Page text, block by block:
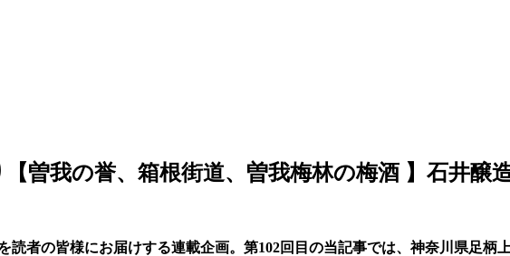
曽我の誉、箱根街道、曽我梅林の梅酒 】石井醸
者の皆様にお届けする連載企画。第102回目の当記事では、神奈川県足柄